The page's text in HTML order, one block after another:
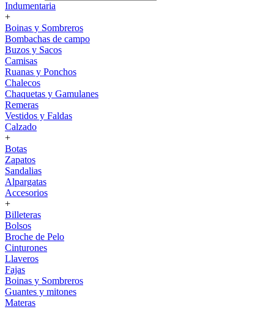
Indumentaria
+
Boinas y Sombreros
Bombachas de campo
Buzos y Sacos
Camisas
Ruanas y Ponchos
Chalecos
Chaquetas y Gamulanes
Remeras
Vestidos y Faldas
Calzado
+
Botas
Zapatos
Sandalias
Alpargatas
Accesorios
+
Billeteras
Bolsos
Broche de Pelo
Cinturones
Llaveros
Fajas
Boinas y Sombreros
Guantes y mitones
Materas